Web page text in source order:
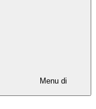
Menu di